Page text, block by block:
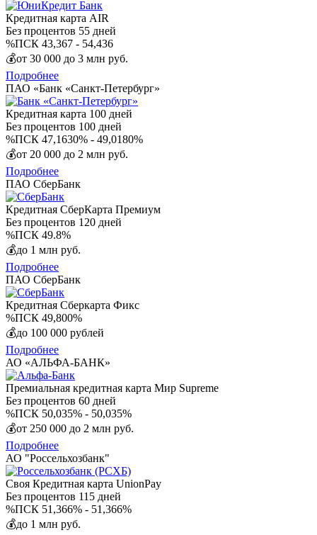
Кредитная карта AIR
Без процентов 55 дней
%ПСК 43,367 - 54,436
💰от 30 000 до 3 млн руб.
Подробнее
ПАО «Банк «Санкт-Петербург»
Кредитная карта 100 дней
Без процентов 100 дней
%ПСК 47,1630% - 49,0180%
💰от 20 000 до 2 млн руб.
Подробнее
ПАО СберБанк
Кредитная СберКарта Премиум
Без процентов 120 дней
%ПСК 49.8%
💰до 1 млн руб.
Подробнее
ПАО СберБанк
Кредитная Сберкарта Фикс
%ПСК 49,800%
💰до 100 000 рублей
Подробнее
АО «АЛЬФА-БАНК»
Премиальная кредитная карта Мир Supreme
Без процентов 60 дней
%ПСК 50,035% - 50,035%
💰от 250 000 до 2 млн руб.
Подробнее
АО "Россельхозбанк"
Своя Кредитная карта UnionPay
Без процентов 115 дней
%ПСК 51,366% - 51,366%
💰до 1 млн руб.